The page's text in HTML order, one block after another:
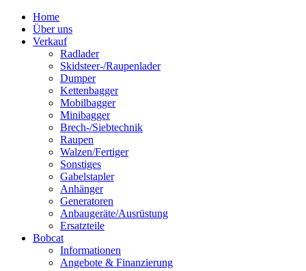
Home
Über uns
Verkauf
Radlader
Skidsteer-/Raupenlader
Dumper
Kettenbagger
Mobilbagger
Minibagger
Brech-/Siebtechnik
Raupen
Walzen/Fertiger
Sonstiges
Gabelstapler
Anhänger
Generatoren
Anbaugeräte/Ausrüstung
Ersatzteile
Bobcat
Informationen
Angebote & Finanzierung